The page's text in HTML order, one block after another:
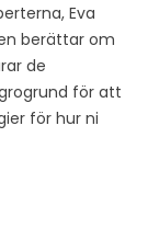
Eva
berättar om
de
för att
för hur ni